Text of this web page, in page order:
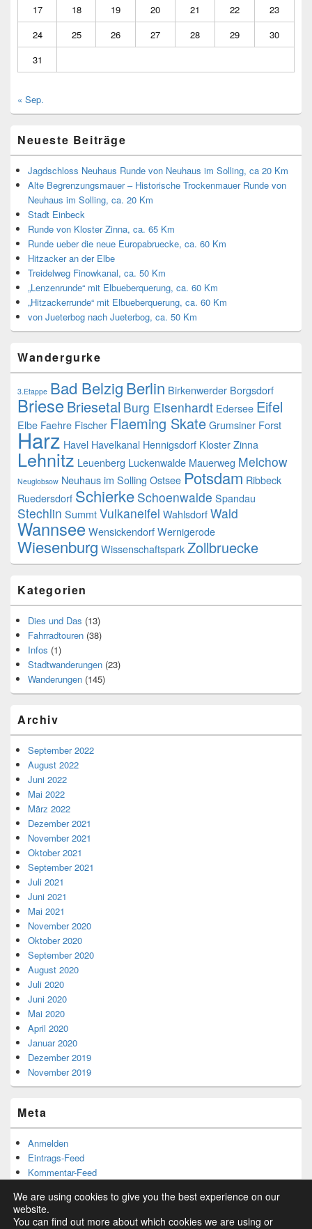
17
18 19 20 21 22
23
24
25 26 27 28 29
30
31
« Sep.
Neueste Beiträge
Jagdschloss Neuhaus Runde von Neuhaus im Solling, ca 20 Km
Alte Begrenzungsmauer – Historische Trockenmauer Runde von
Neuhaus im Solling, ca. 20 Km
Stadt Einbeck
Runde von Kloster Zinna, ca. 65 Km
Runde ueber die neue Europabruecke, ca. 60 Km
Hitzacker an der Elbe
Treidelweg Finowkanal, ca. 50 Km
„Lenzenrunde“ mit Elbueberquerung, ca. 60 Km
„Hitzackerrunde“ mit Elbueberquerung, ca. 60 Km
von Jueterbog nach Jueterbog, ca. 50 Km
Wandergurke
3.Etappe Bad BelzigBerlin Birkenwerder Borgsdorf
BrieseBriesetal Burg Eisenhardt Edersee Eifel
Elbe Faehre Fischer Flaeming SkateGrumsiner Forst
Harz Havel Havelkanal Hennigsdorf Kloster Zinna
Lehnitz Leuenberg Luckenwalde Mauerweg Melchow
Neuglobsow Neuhaus im Solling Ostsee Potsdam Ribbeck
Ruedersdorf Schierke Schoenwalde Spandau
Stechlin SummtVulkaneifel WahlsdorfWald
WannseeWensickendorfWernigerode
Wiesenburg WissenschaftsparkZollbruecke
Kategorien
Dies und Das (13)
Fahrradtouren (38)
Infos (1)
Stadtwanderungen (23)
Wanderungen (145)
Archiv
September 2022
August 2022
Juni 2022
Mai 2022
März 2022
Dezember 2021
November 2021
Oktober 2021
September 2021
Juli 2021
Juni 2021
Mai 2021
November 2020
Oktober 2020
September 2020
August 2020
Juli 2020
Juni 2020
Mai 2020
April 2020
Januar 2020
Dezember 2019
November 2019
Meta
Anmelden
Eintrags-Feed
Kommentar-Feed
We are using cookies to give you the best experience on our
website.
You can find out more about which cookies we are using or